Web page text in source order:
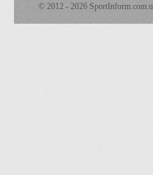
© 2012 - 2026